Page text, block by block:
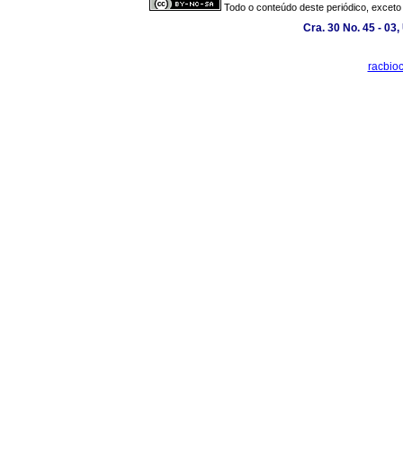
Todo o conteúdo deste periódico,
Cra. 30 No. 45 -